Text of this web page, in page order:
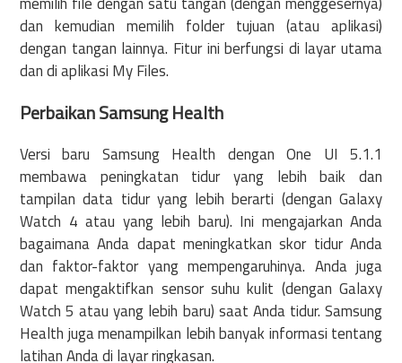
dan kemudian memilih folder tujuan (atau aplikasi)
dengan tangan lainnya. Fitur ini berfungsi di layar utama
dan di aplikasi My Files.
Perbaikan Samsung Health
Versi baru Samsung Health dengan One UI 5.1.1
membawa peningkatan tidur yang lebih baik dan
tampilan data tidur yang lebih berarti (dengan Galaxy
Watch 4 atau yang lebih baru). Ini mengajarkan Anda
bagaimana Anda dapat meningkatkan skor tidur Anda
dan faktor-faktor yang mempengaruhinya. Anda juga
dapat mengaktifkan sensor suhu kulit (dengan Galaxy
Watch 5 atau yang lebih baru) saat Anda tidur. Samsung
Health juga menampilkan lebih banyak informasi tentang
latihan Anda di layar ringkasan.